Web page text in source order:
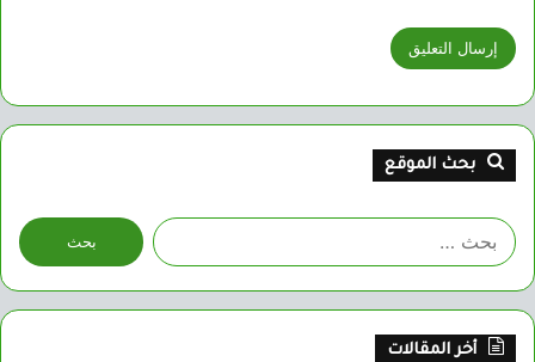
بحث الموقع
البحث
عن:
أخر المقالات